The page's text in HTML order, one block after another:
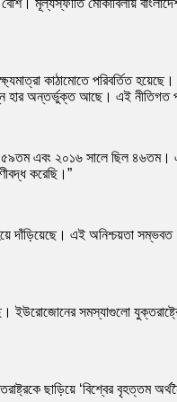
কাঠামোতে পরিবর্তিত
হার অন্তর্ভুক্ত আছে। এই
এবং ২০১৬ সালে ছিল ৪৬তম। এই
করেছি।”
দাঁড়িয়েছে। এই অনিশ্চয়তা
ইউরোজোনের সমস্যাগুলো
ছাড়িয়ে ‘বিশ্বের বৃহত্তম